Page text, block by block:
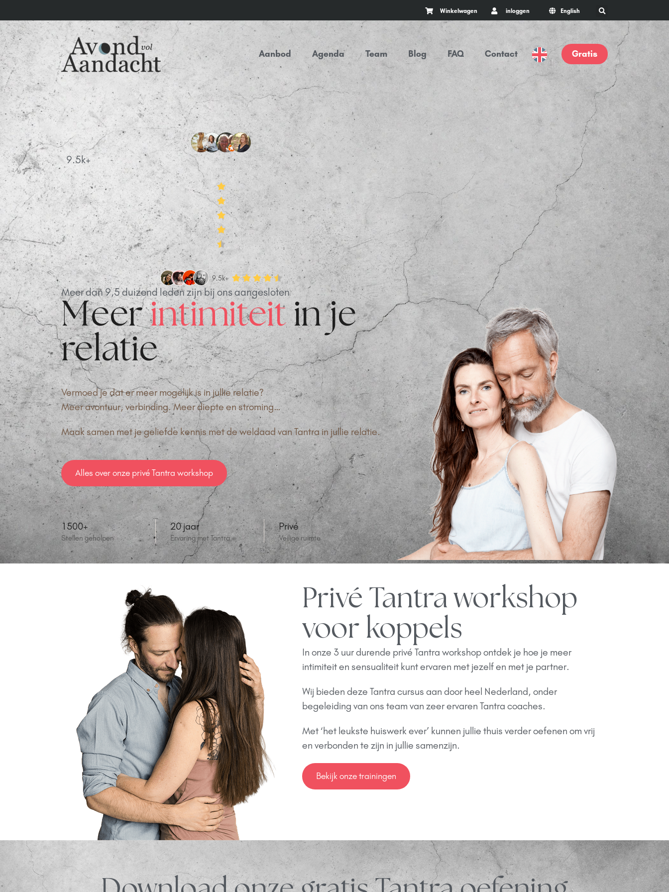
Winkelwagen inloggen English
Aanbod Agenda Team Blog FAQ Contact Gratis
9.5k+
Meer dan 9,5 duizend leden zijn bij ons aangesloten
Meerintimiteitin je
relatie
Vermoed je dat er meer mogelijk is in jullie relatie?
Meer avontuur, verbinding. Meer diepte en stroming…
Maak samen met je geliefde kennis met de weldaad van Tantra in jullie relatie.
Alles over onze privé Tantra workshop
1500+
Stellen geholpen
20 jaar
Ervaring met Tantra
Privé
Veilige ruimte
Privé Tantra workshop
voor koppels
In onze 3 uur durende privé Tantra workshop ontdek je hoe je meer
intimiteit en sensualiteit kunt ervaren met jezelf en met je partner.
Wij bieden deze Tantra cursus aan door heel Nederland, onder
begeleiding van ons team van zeer ervaren Tantra coaches.
Met ‘het leukste huiswerk ever’ kunnen jullie thuis verder oefenen om vrij
en verbonden te zijn in jullie samenzijn.
Bekijk onze trainingen